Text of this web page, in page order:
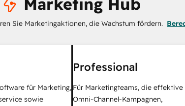
Marketing Hub
Sie Marketingaktionen, die Wachstum fördern.
für Marketing,
sowie
Professional
Für Marketingteams, die effektive
Omni-Channel-Kampagnen,